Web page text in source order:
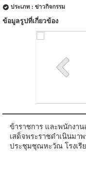
ประเภท : ข่าวกิจกรรม
ข้อมูลรูปที่เกี่ยวข้อง
ข้าราชการ และพนักงา
เสด็จพระราชดำเนินมา
ประชุมชุณหะวัณ โรงเรี